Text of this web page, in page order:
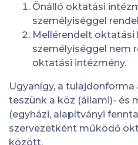
Önálló oktatási
személyiséggel
Mellérendelt oktatási
személyiséggel nem
oktatási intézmény.
Ugyanígy, a
teszünk a köz (állami)- és
(egyházi, alapítványi
szervezetként működő
között.